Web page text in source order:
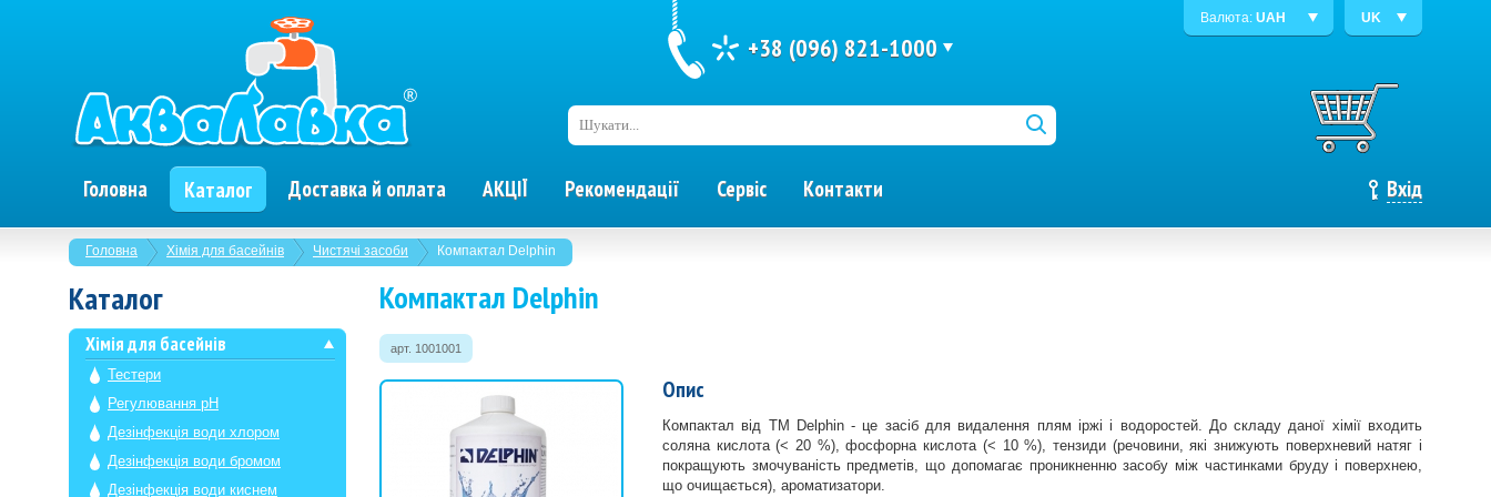
Валюта: UAH UK
Вхід
Головна Каталог Доставка й оплата АКЦІЇ Рекомендації Сервіс Контакти
Шукати...
+38 (096) 821-1000
Головна Хімія для басейнів Чистячі засоби Компактал Delphin
Компактал Delphin
арт. 1001001
Опис
Компактал від ТМ Delphin - це засіб для видалення плям іржі і водоростей. До складу даної хімії входить
соляна кислота (< 20 %), фосфорна кислота (< 10 %), тензиди (речовини, які знижують поверхневий натяг і
покращують змочуваність предметів, що допомагає проникненню засобу між частинками бруду і поверхнею,
що очищається), ароматизатори.
Каталог
Хімія для басейнів
Тестери
Регулювання рН
Дезінфекція води хлором
Дезінфекція води бромом
Дезінфекція води киснем